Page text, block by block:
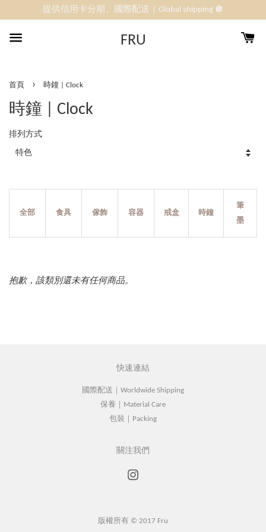
提供信用卡分期、國際配送｜Global shipping 🪩
FRU
首頁 › 時鐘 | Clock
時鐘 | Clock
排列方式
全部 食具 傢飾 容器 戒​​盒 時鐘
筆
墨
抱歉，該類別還未有任何商品。
快速連結
國際配送｜Worldwide Shipping
保養｜Material Care
包裝｜Packing
關注我們
版權所有 © 2017 Fru